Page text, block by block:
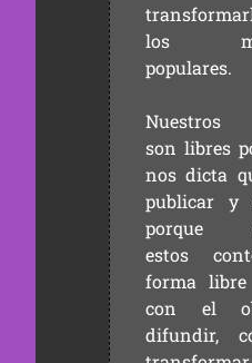
los
populares.
Nuestros
son libres
nos dicta
publicar y
porque
estos
forma
con el
difundir,